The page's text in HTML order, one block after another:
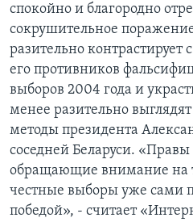
спокойно и благородно
сокрушительное
разительно
его противников
выборов 2004 года и
менее разительно
методы президента
соседней Беларуси.
обращающие внимание на
честные выборы уже сами
победой», - считает